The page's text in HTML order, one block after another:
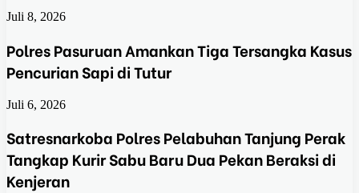
Juli 8, 2026
Polres Pasuruan Amankan Tiga Tersangka Kasus
Pencurian Sapi di Tutur
Juli 6, 2026
Satresnarkoba Polres Pelabuhan Tanjung Perak
Tangkap Kurir Sabu Baru Dua Pekan Beraksi di
Kenjeran